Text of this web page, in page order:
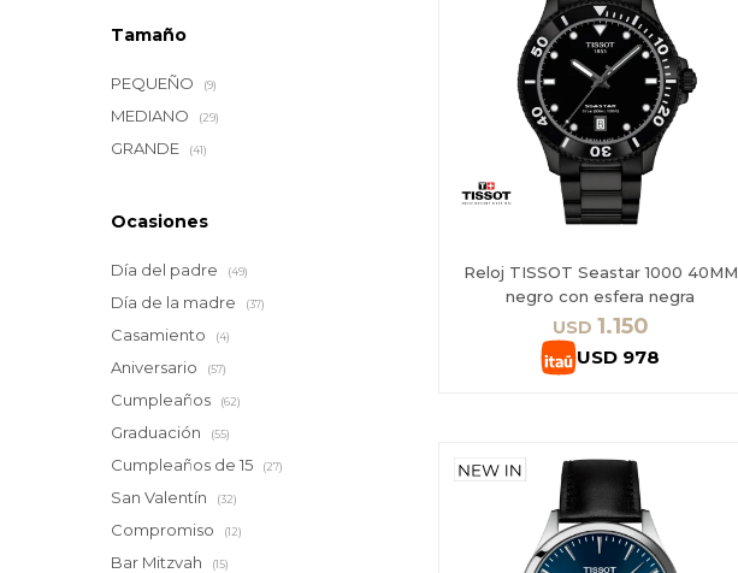
Reloj TISSOT Seastar 1000 40MM
negro con esfera negra
USD 1.150
USD 978
Tamaño
PEQUEÑO (9)
MEDIANO (29)
GRANDE (41)
Ocasiones
Día del padre (49)
Día de la madre (37)
Casamiento (4)
Aniversario (57)
Cumpleaños (62)
Graduación (55)
Cumpleaños de 15 (27)
San Valentín (32)
Compromiso (12)
Bar Mitzvah (15)